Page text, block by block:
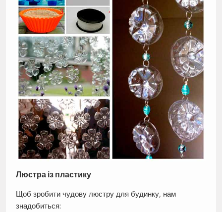
Люстра із пластику
Щоб зробити чудову люстру для будинку, нам
знадобиться: